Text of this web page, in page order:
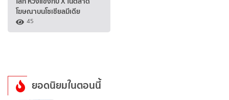
โฆษณาบนโซเชียลมีเดีย
45
ยอดนิยมในตอนนี้